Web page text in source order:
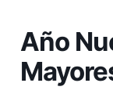
Año